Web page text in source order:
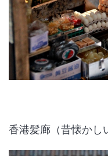
香港髪廊（昔懐かし